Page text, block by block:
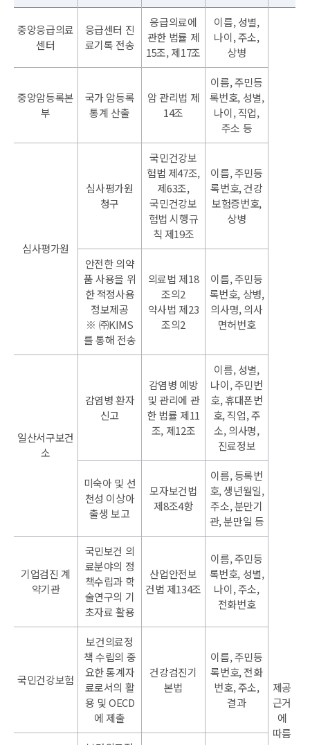
중앙응급의료
센터
응급센터 진
료기록 전송
응급의료에
관한 법률 제
15조, 제17조
이름, 성별,
나이, 주소,
상병
제공
근거
에
따름
중앙암등록본
부
국가 암등록
통계 산출
암 관리법 제
14조
이름, 주민등
록번호, 성별,
나이, 직업,
주소 등
심사평가원
심사평가원
청구
국민건강보
험법 제47조,
제63조,
국민건강보
험법 시행규
칙 제19조
이름, 주민등
록번호, 건강
보험증번호,
상병
안전한 의약
품 사용을 위
한 적정사용
정보제공
※ ㈜KIMS
를 통해 전송
의료법 제18
조의2
약사법 제23
조의2
이름, 주민등
록번호, 상병,
의사명, 의사
면허번호
일산서구보건
소
감염병 환자
신고
감염병 예방
및 관리에 관
한 법률 제11
조, 제12조
이름, 성별,
나이, 주민번
호, 휴대폰번
호, 직업, 주
소, 의사명,
진료정보
미숙아 및 선
천성 이상아
출생 보고
모자보건법
제8조4항
이름, 등록번
호, 생년월일,
주소, 분만기
관, 분만일 등
기업검진 계
약기관
국민보건 의
료분야의 정
책수립과 학
술연구의 기
초자료 활용
산업안전보
건법 제134조
이름, 주민등
록번호, 성별,
나이, 주소,
전화번호
국민건강보험
보건의료정
책 수립의 중
요한 통계자
료로서의 활
용 및 OECD
에 제출
건강검진기
본법
이름, 주민등
록번호, 전화
번호, 주소,
결과